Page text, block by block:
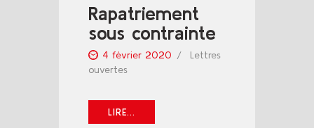
Rapatriement
sous contrainte
4 février 2020
Lettres
ouvertes
LIRE...